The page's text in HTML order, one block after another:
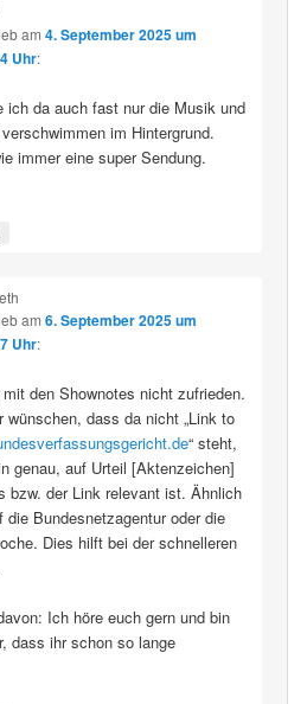
am 4. September 2025 um
Uhr:
ich da auch fast nur die Musik und
im Hintergrund.
immer eine super Sendung.
am 6. September 2025 um
Uhr:
den Shownotes nicht zufrieden.
wünschen, dass da nicht „Link to
“ steht,
genau, auf Urteil [Aktenzeichen]
bzw. der Link relevant ist. Ähnlich
die Bundesnetzagentur oder die
Dies hilft bei der schnelleren
Ich höre euch gern und bin
dass ihr schon so lange